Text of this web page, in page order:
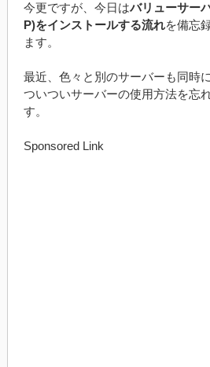
今更ですが、今日はバリューサー
P)をインストールする流れを備忘
ます。
最近、色々と別のサーバーも同時
ついついサーバーの使用方法を忘
す。
Sponsored Link